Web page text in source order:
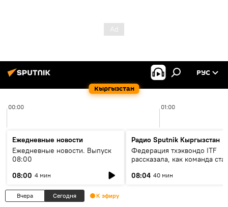
Кыргызстан
РУС
00:00 01:00
Ежедневные новости
Ежедневные новости. Выпуск
08:00
08:00 4 мин
Радио Sputnik Кыргызстан
Федерация тхэквондо ITF
рассказала, как команда
08:04 40 мин
Вчера Сегодня К эфиру